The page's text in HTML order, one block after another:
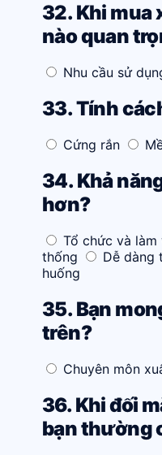
32. Khi mua
nào quan
Nhu cầu sử
33. Tính
Cứng rắn
34. Khả
hơn?
Tổ chức và
thống
Dễ dàng
huống
35. Bạn
trên?
Chuyên môn
36. Khi đối
bạn thường